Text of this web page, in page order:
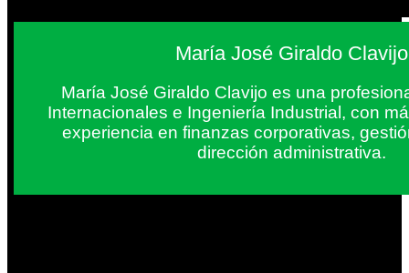
María José Giraldo Clavijo
María José Giraldo Clavijo es una
Internacionales e Ingeniería Industrial, con
experiencia en finanzas corporativas,
dirección administrativa.